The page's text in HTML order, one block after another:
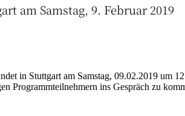
am Samstag, 9. Februar 2019
in Stuttgart am Samstag, 09.02.2019 um
Programmteilnehmern ins Gespräch zu